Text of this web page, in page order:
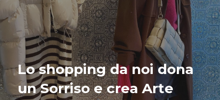
Lo shopping da noi dona
un Sorriso e crea Arte